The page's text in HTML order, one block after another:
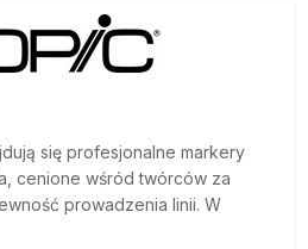
się profesjonalne markery
cenione wśród twórców za
prowadzenia linii. W